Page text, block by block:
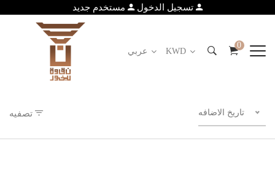
تسجيل الدخول مستخدم جديد
عربي KWD
0
تاريخ الاضافه تصفيه